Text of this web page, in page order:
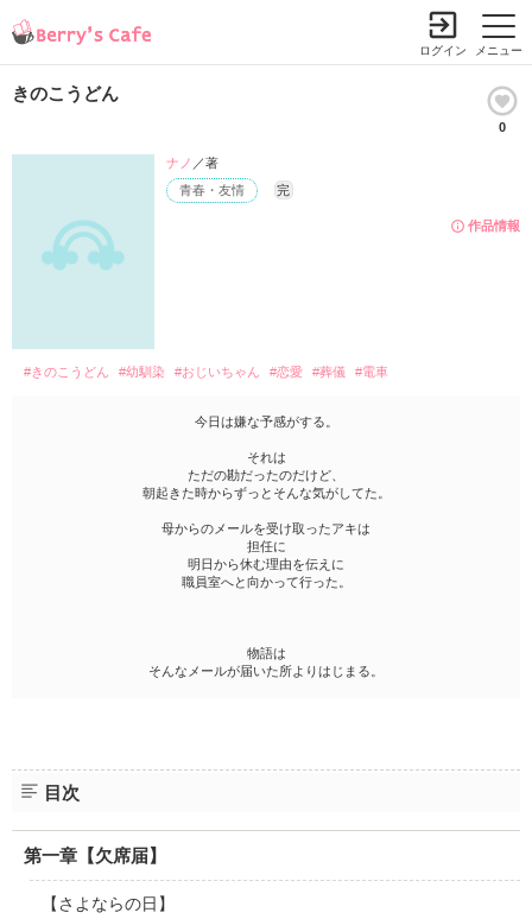
メニュー
ログイン
きのこうどん
0
作品情報
青春・友情 完
ナノ ／著
#きのこうどん #幼馴染 #おじいちゃん #恋愛 #葬儀 #電車
今日は嫌な予感がする。
それは
ただの勘だったのだけど、
朝起きた時からずっとそんな気がしてた。
母からのメールを受け取ったアキは
担任に
明日から休む理由を伝えに
職員室へと向かって行った。
物語は
そんなメールが届いた所よりはじまる。
目次
第一章【欠席届】
【さよならの日】